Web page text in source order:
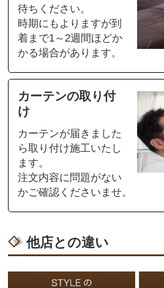
待ちください。
時期にもよりますが到
着まで1～2週間ほどか
かる場合があります。
カーテンの取り付
け
カーテンが届きました
ら取り付け施工いたし
ます。
注文内容に問題がない
かご確認くださいませ。
他店との違い